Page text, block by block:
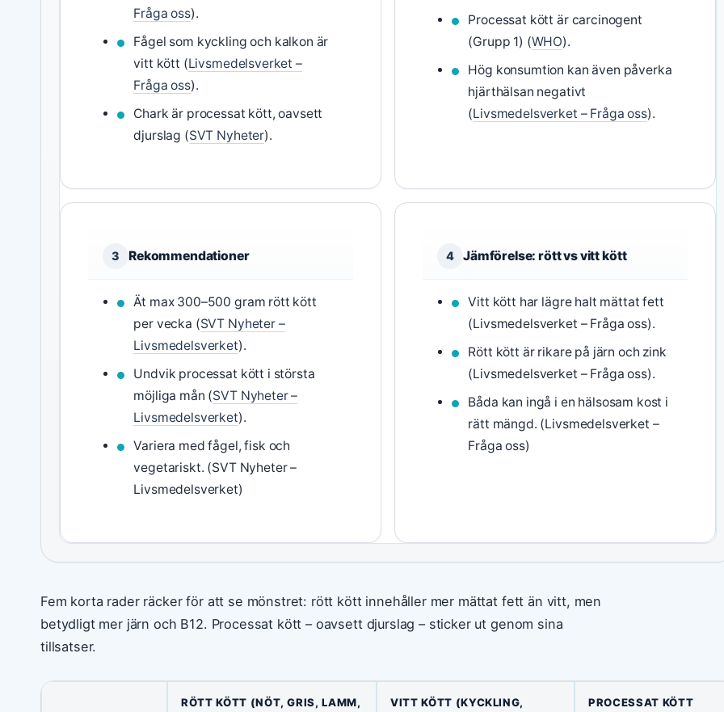
Fråga oss).
Fågel som kyckling och kalkon är
vitt kött (Livsmedelsverket –
Fråga oss).
Chark är processat kött, oavsett
djurslag (SVT Nyheter).
Processat kött är carcinogent
(Grupp 1) (WHO).
Hög konsumtion kan även påverka
hjärthälsan negativt
(Livsmedelsverket – Fråga oss).
3 Rekommendationer
Ät max 300–500 gram rött kött
per vecka (SVT Nyheter –
Livsmedelsverket).
Undvik processat kött i största
möjliga mån (SVT Nyheter –
Livsmedelsverket).
Variera med fågel, fisk och
vegetariskt. (SVT Nyheter –
Livsmedelsverket)
4 Jämförelse: rött vs vitt kött
Vitt kött har lägre halt mättat fett
(Livsmedelsverket – Fråga oss).
Rött kött är rikare på järn och zink
(Livsmedelsverket – Fråga oss).
Båda kan ingå i en hälsosam kost i
rätt mängd. (Livsmedelsverket –
Fråga oss)
Fem korta rader räcker för att se mönstret: rött kött innehåller mer mättat fett än vitt, men
betydligt mer järn och B12. Processat kött – oavsett djurslag – sticker ut genom sina
tillsatser.
RÖTT KÖTT (NÖT, GRIS, LAMM, VITT KÖTT (KYCKLING, PROCESSAT KÖTT